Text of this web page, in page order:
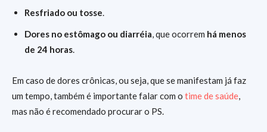
Resfriado ou tosse.
Dores no estômago ou diarréia, que ocorrem há menos
de 24 horas.
Em caso de dores crônicas, ou seja, que se manifestam já faz
um tempo, também é importante falar com o time de saúde,
mas não é recomendado procurar o PS.